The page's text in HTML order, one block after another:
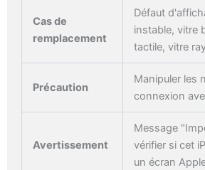
Cas de
remplacement
Défaut
instable, vitre
tactile, vitre
Précaution
Manipuler les
connexion
Avertissement
Message
vérifier si cet
un écran